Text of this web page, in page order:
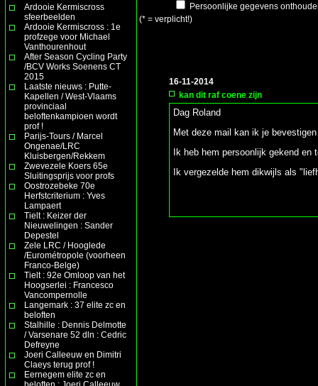
Ardooie Kermiscross
sfeerbeelden
Ardooie Kermiscross : 1e
profzege voor Michael
Vanthourenhout
After Season Cycling Party
/BCV Works Soenens CT
2015
Laatste nieuws : Putte-
Kapellen / West-Vlaams
provinciaal
beloftenkampioen wordt
prof !
Parijs-Tours / Marcel
Ongenae/LRC
Kluisbergen/Rekkem
Zwevezele Koers 65e
Sluitingsprijs voor profs
Oostrozebeke 70e
Herfstcriterium : Yves
Lampaert
Tielt : Keizer der
Nieuwelingen : Sander
Depestel
Zele LRC / Hooglede
/Eurométropole (voorheen
Franco-Belge)
Tielt : 92e Omloop van het
Hoogserlei : Francesco
Vancompernolle
Langemark : 37 elite zc en
beloften
Stalhille : Dennis Delmotte
/ Varsenare 52 dln : Cedric
Defreyne
Joeri Calleeuw en Dimitri
Claeys terug prof !
Eernegem elite zc en
Persoonlijke gegevens
(* = verplicht!)
16-11-2014
kan dit raf coene zijn
Dag Roland
Met deze mail kan ik je
Ik heb hem persoonlijk gekend en
Ik vergezelde hem dikwijls als